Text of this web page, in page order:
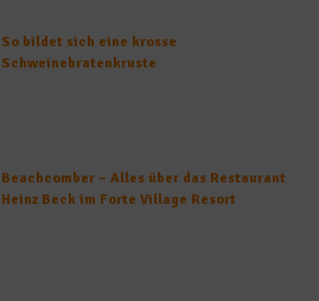
So bildet sich eine krosse
Schweinebratenkruste
Beachcomber – Alles über das Restaurant
Heinz Beck im Forte Village Resort